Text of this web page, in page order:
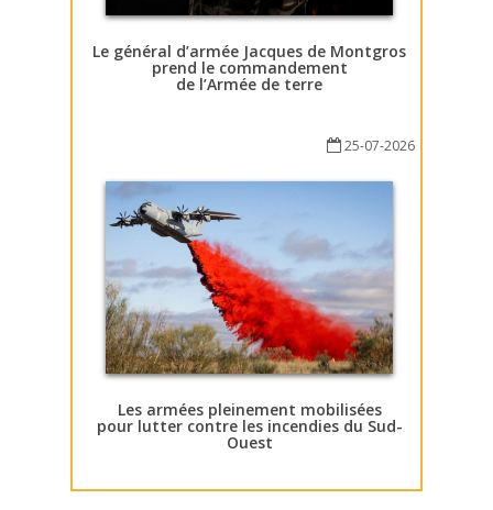
Le général d’armée Jacques de Montgros
prend le commandement
de l’Armée de terre
25-07-2026
Les armées pleinement mobilisées
pour lutter contre les incendies du Sud-
Ouest